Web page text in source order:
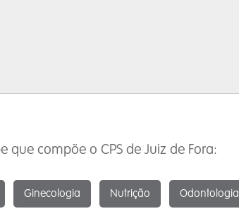
compõe o CPS de Juiz de Fora:
Ginecologia Nutrição Odontologia